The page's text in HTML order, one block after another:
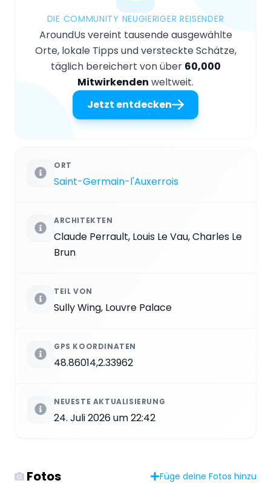
DIE COMMUNITY NEUGIERIGER REISENDER
AroundUs vereint tausende ausgewählte
Orte, lokale Tipps und versteckte Schätze,
täglich bereichert von über 60,000
Mitwirkenden weltweit.
Jetzt entdecken
ORT
Saint-Germain-l'Auxerrois
ARCHITEKTEN
Claude Perrault, Louis Le Vau, Charles Le
Brun
TEIL VON
Sully Wing, Louvre Palace
GPS KOORDINATEN
48.86014,2.33962
NEUESTE AKTUALISIERUNG
24. Juli 2026 um 22:42
Fotos Füge deine Fotos hinzu